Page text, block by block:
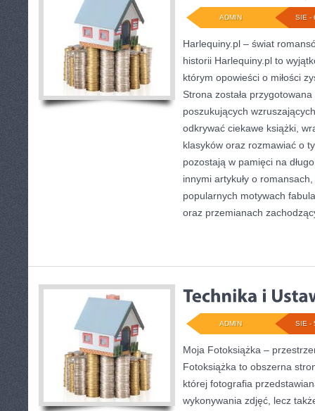
SIE -
ADMIN
Harlequiny.pl – świat
historii Harlequiny.pl to
którym opowieści o miłości
Strona została
poszukujących
odkrywać ciekawe książki,
klasyków oraz rozmawiać o
pozostają w pamięci na
innymi artykuły o
popularnych motywach
oraz przemianach
SIE -
ADMIN
Moja Fotoksiążka –
Fotoksiążka to obszerna
której fotografia
wykonywania zdjęć, lecz